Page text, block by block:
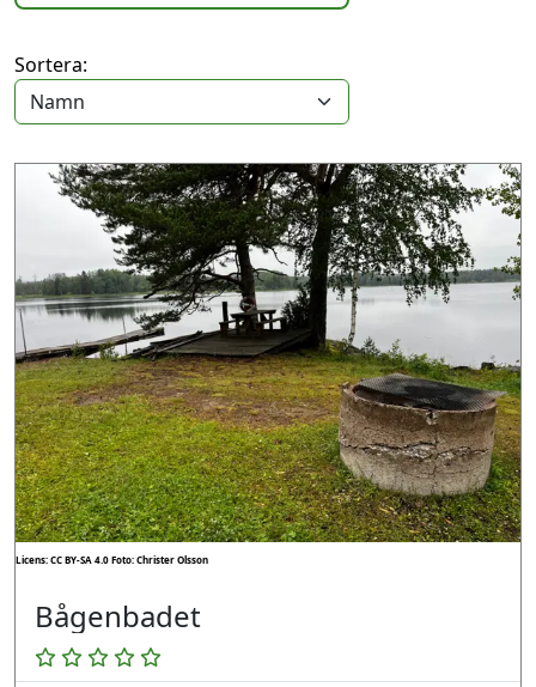
Sortera:
Licens: CC BY-SA 4.0Foto: Christer Olsson
Bågenbadet